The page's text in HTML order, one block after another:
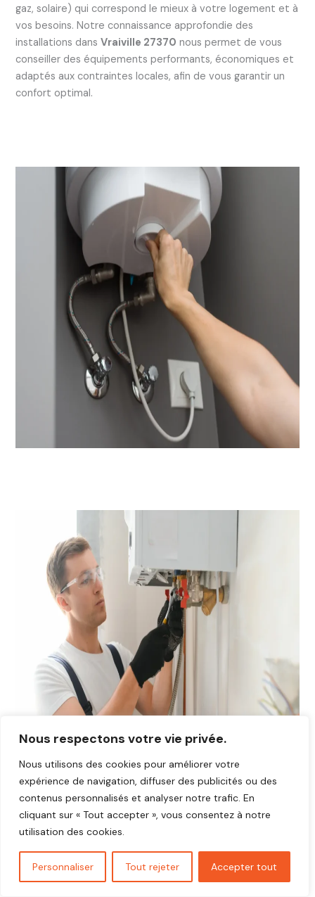
Nous respectons votre vie privée.
Nous utilisons des cookies pour améliorer votre
expérience de navigation, diffuser des publicités ou des
contenus personnalisés et analyser notre trafic. En
cliquant sur « Tout accepter », vous consentez à notre
utilisation des cookies.
Personnaliser Tout rejeter Accepter tout
gaz, solaire) qui correspond le mieux à votre logement et à
vos besoins. Notre connaissance approfondie des
installations dans Vraiville 27370 nous permet de vous
conseiller des équipements performants, économiques et
adaptés aux contraintes locales, afin de vous garantir un
confort optimal.
Avis plombier Vraiville 27370
Vous cherchez un plombier fiable et réactif dans
Découvrez les avis de nos clients satisfaits qui ont
bénéficié d’interventions rapides, soignées et au juste prix.